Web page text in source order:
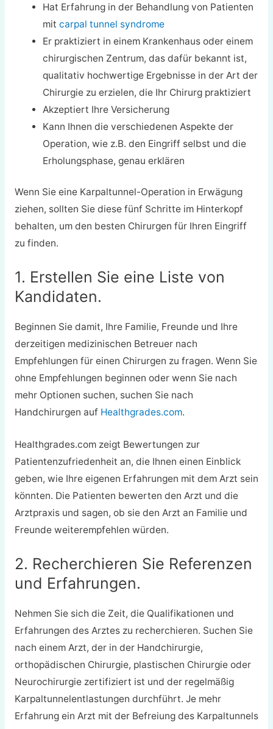
Hat Erfahrung in der Behandlung von Patienten
mitcarpal tunnel syndrome
Er praktiziert in einem Krankenhaus oder einem
chirurgischen Zentrum, das dafür bekannt ist,
qualitativ hochwertige Ergebnisse in der Art der
Chirurgie zu erzielen, die Ihr Chirurg praktiziert
Akzeptiert Ihre Versicherung
Kann Ihnen die verschiedenen Aspekte der
Operation, wie z.B. den Eingriff selbst und die
Erholungsphase, genau erklären
Wenn Sie eine Karpaltunnel-Operation in Erwägung
ziehen, sollten Sie diese fünf Schritte im Hinterkopf
behalten, um den besten Chirurgen für Ihren Eingriff
zu finden.
1. Erstellen Sie eine Liste von
Kandidaten.
Beginnen Sie damit, Ihre Familie, Freunde und Ihre
derzeitigen medizinischen Betreuer nach
Empfehlungen für einen Chirurgen zu fragen. Wenn Sie
ohne Empfehlungen beginnen oder wenn Sie nach
mehr Optionen suchen, suchen Sie nach
Handchirurgen auf Healthgrades.com.
Healthgrades.com zeigt Bewertungen zur
Patientenzufriedenheit an, die Ihnen einen Einblick
geben, wie Ihre eigenen Erfahrungen mit dem Arzt sein
könnten. Die Patienten bewerten den Arzt und die
Arztpraxis und sagen, ob sie den Arzt an Familie und
Freunde weiterempfehlen würden.
2. Recherchieren Sie Referenzen
und Erfahrungen.
Nehmen Sie sich die Zeit, die Qualifikationen und
Erfahrungen des Arztes zu recherchieren. Suchen Sie
nach einem Arzt, der in der Handchirurgie,
orthopädischen Chirurgie, plastischen Chirurgie oder
Neurochirurgie zertifiziert ist und der regelmäßig
Karpaltunnelentlastungen durchführt. Je mehr
Erfahrung ein Arzt mit der Befreiung des Karpaltunnels